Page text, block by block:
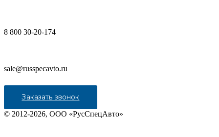
8 800 30-20-174
sale@russpecavto.ru
Заказать звонок
© 2012-2026, ООО «РусСпецАвто»